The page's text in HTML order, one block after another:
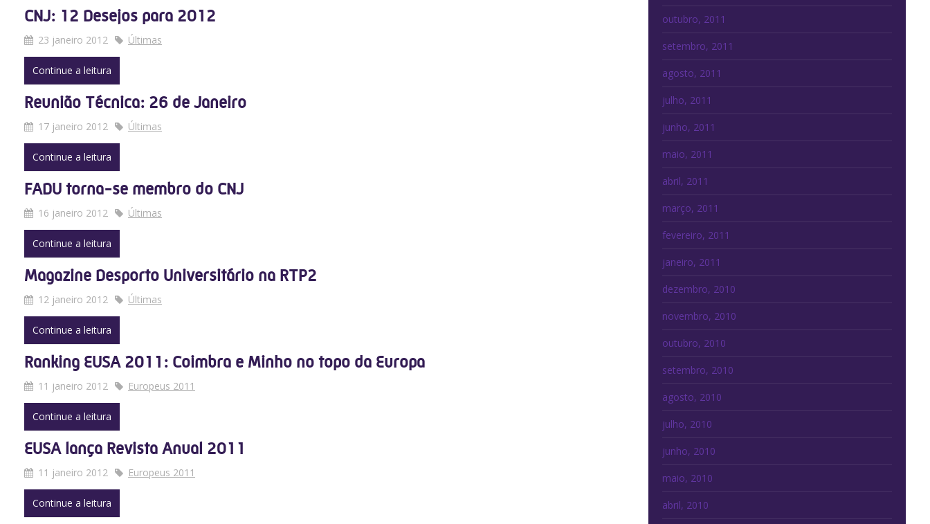
CNJ: 12 Desejos para 2012
23 janeiro 2012 Últimas
Continue a leitura
Reunião Técnica: 26 de Janeiro
17 janeiro 2012 Últimas
Continue a leitura
FADU torna-se membro do CNJ
16 janeiro 2012 Últimas
Continue a leitura
Magazine Desporto Universitário na RTP2
12 janeiro 2012 Últimas
Continue a leitura
Ranking EUSA 2011: Coimbra e Minho no topo da Europa
11 janeiro 2012 Europeus 2011
Continue a leitura
EUSA lança Revista Anual 2011
11 janeiro 2012 Europeus 2011
Continue a leitura
outubro, 2011
setembro, 2011
agosto, 2011
julho, 2011
junho, 2011
maio, 2011
abril, 2011
março, 2011
fevereiro, 2011
janeiro, 2011
dezembro, 2010
novembro, 2010
outubro, 2010
setembro, 2010
agosto, 2010
julho, 2010
junho, 2010
maio, 2010
abril, 2010